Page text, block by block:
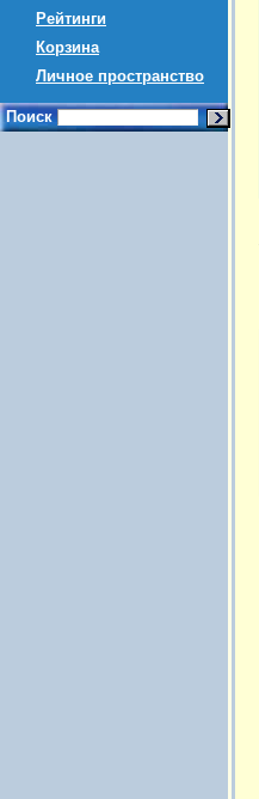
Рейтинги
Корзина
Личное пространство
Поиск